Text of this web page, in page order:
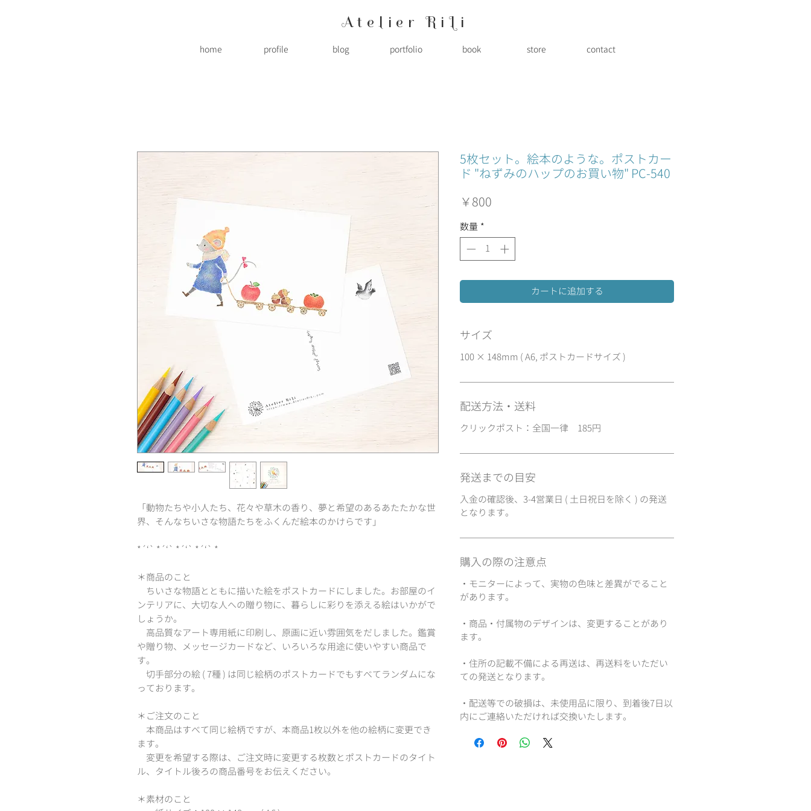
home profile blog portfolio book store contact
Atelier RiLi
「動物たちや小人たち、花々や草木の香り、夢と希望のあるあたたかな世
界、そんなちいさな物語たちをふくんだ絵本のかけらです」
*´‘` *´‘` *´‘` *´‘` *
＊商品のこと
ちいさな物語とともに描いた絵をポストカードにしました。お部屋のイ
ンテリアに、大切な人への贈り物に、暮らしに彩りを添える絵はいかがで
しょうか。
高品質なアート専用紙に印刷し、原画に近い雰囲気をだしました。鑑賞
や贈り物、メッセージカードなど、いろいろな用途に使いやすい商品で
す。
切手部分の絵 ( 7種 ) は同じ絵柄のポストカードでもすべてランダムにな
っております。
＊ご注文のこと
本商品はすべて同じ絵柄ですが、本商品1枚以外を他の絵柄に変更でき
ます。
変更を希望する際は、ご注文時に変更する枚数とポストカードのタイト
ル、タイトル後ろの商品番号をお伝えください。
＊素材のこと
5枚セット。絵本のような。ポストカー
ド "ねずみのハップのお買い物" PC-540
￥800
数量 *
カートに追加する
サイズ
100 × 148mm ( A6, ポストカードサイズ )
配送方法・送料
クリックポスト：全国一律 185円
発送までの目安
入金の確認後、3-4営業日 ( 土日祝日を除く ) の発送
となります。
購入の際の注意点
・モニターによって、実物の色味と差異がでること
があります。
・商品・付属物のデザインは、変更することがあり
ます。
・住所の記載不備による再送は、再送料をいただい
ての発送となります。
・配送等での破損は、未使用品に限り、到着後7日以
内にご連絡いただければ交換いたします。